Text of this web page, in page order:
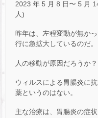
2023 年 5 月 8 日〜 5 月
人)
昨年は、左程変動が無か
行に急拡大しているのだ。
人の移動が原因だろうか？
ウィルスによる胃腸炎に
薬というのはない。
主な治療は、胃腸炎の症